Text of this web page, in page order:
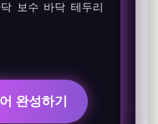
보수 바닥 테두리
완성하기